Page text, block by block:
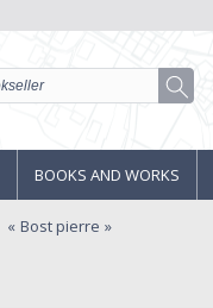
BOOKS AND WORKS
Bost pierre